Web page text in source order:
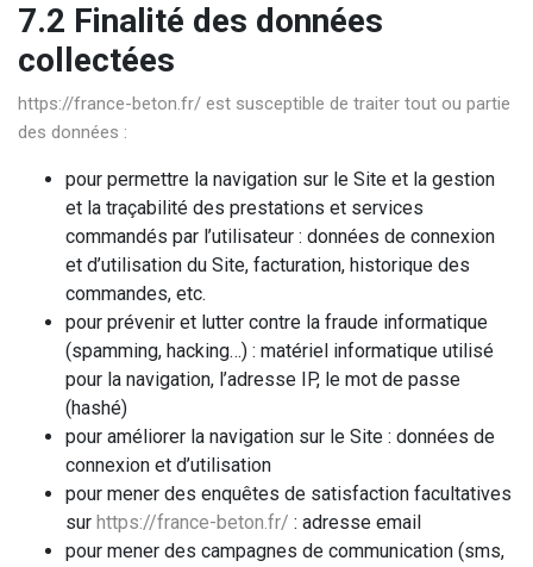
7.2 Finalité des données
collectées
https://france-beton.fr/ est susceptible de traiter tout ou partie
des données :
pour permettre la navigation sur le Site et la gestion
et la traçabilité des prestations et services
commandés par l’utilisateur : données de connexion
et d’utilisation du Site, facturation, historique des
commandes, etc.
pour prévenir et lutter contre la fraude informatique
(spamming, hacking…) : matériel informatique utilisé
pour la navigation, l’adresse IP, le mot de passe
(hashé)
pour améliorer la navigation sur le Site : données de
connexion et d’utilisation
pour mener des enquêtes de satisfaction facultatives
sur https://france-beton.fr/ : adresse email
pour mener des campagnes de communication (sms,